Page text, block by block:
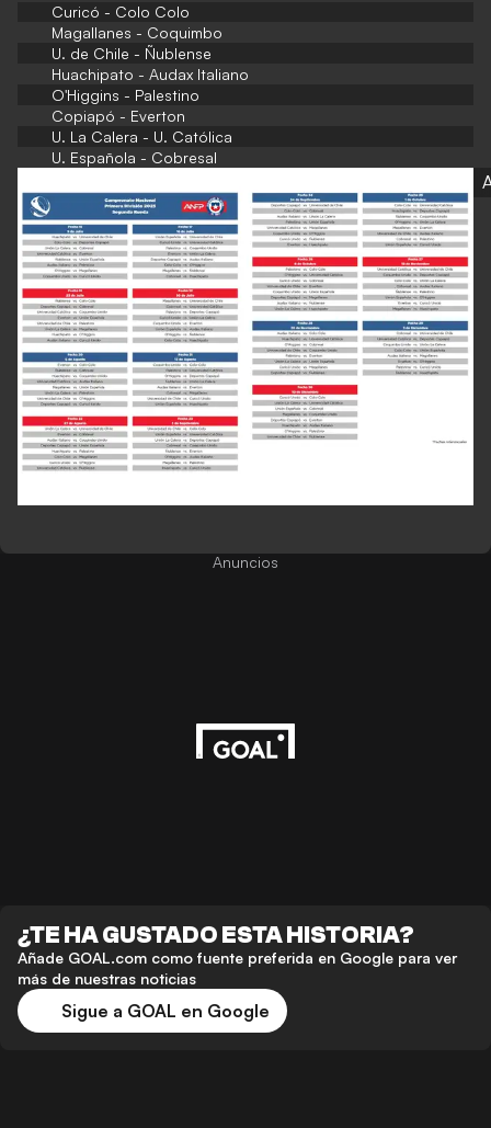
Curicó - Colo Colo
Magallanes - Coquimbo
U. de Chile - Ñublense
Huachipato - Audax Italiano
O'Higgins - Palestino
Copiapó - Everton
U. La Calera - U. Católica
U. Española - Cobresal
Anuncios
¿TE HA GUSTADO ESTA HISTORIA?
Añade GOAL.com como fuente preferida en Google para ver
más de nuestras noticias
Sigue a GOAL en Google